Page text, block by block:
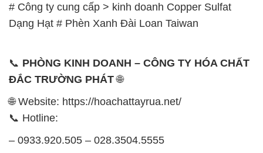
# Công ty cung cấp > kinh doanh Copper Sulfat
Dạng Hạt # Phèn Xanh Đài Loan Taiwan
📞 PHÒNG KINH DOANH – CÔNG TY HÓA CHẤT
ĐẮC TRƯỜNG PHÁT🌐
🌐 Website: https://hoachattayrua.net/
📞 Hotline:
– 0933.920.505 – 028.3504.5555